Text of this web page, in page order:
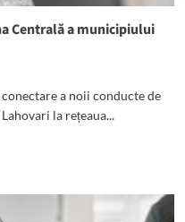
Centrală a municipiului
a noii conducte de
la rețeaua...